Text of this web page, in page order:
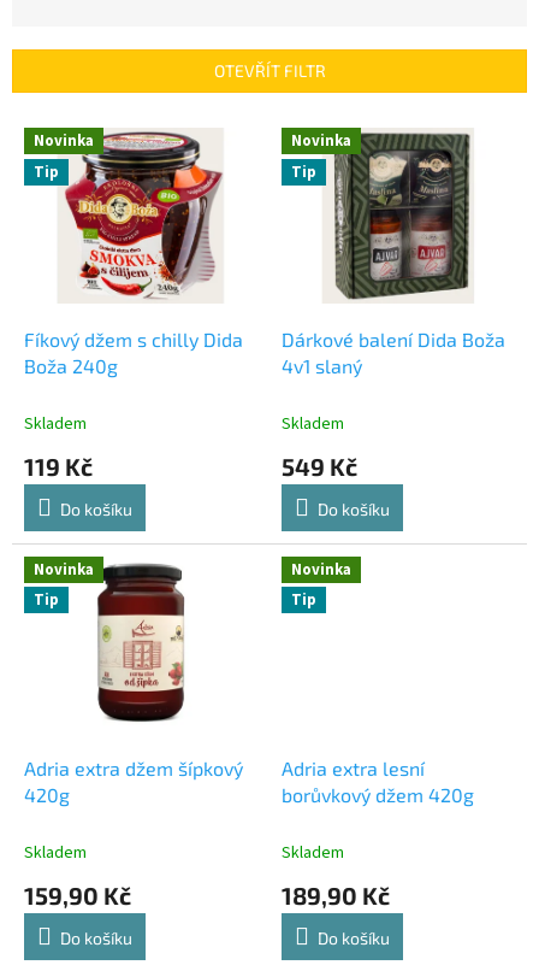
r
OTEVŘÍT FILTR
V
p
Novinka
Tip
Fíkový džem s chilly Dida
Boža 240g
Skladem
119 Kč
Do košíku
Novinka
Tip
Dárkové balení Dida Boža
4v1 slaný
Skladem
549 Kč
Do košíku
Novinka
Tip
Adria extra džem šípkový
420g
Skladem
159,90 Kč
Do košíku
Novinka
Tip
Adria extra lesní
borůvkový džem 420g
Skladem
189,90 Kč
Do košíku